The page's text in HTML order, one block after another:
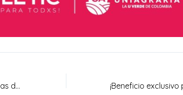
Día Internacional libre de Bolsas de Plástico